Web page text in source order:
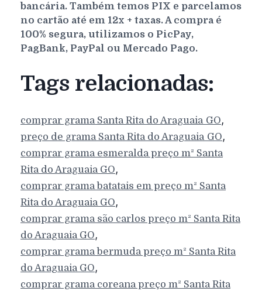
bancária. Também temos PIX e parcelamos
no cartão até em 12x + taxas. A compra é
100% segura, utilizamos o PicPay,
PagBank, PayPal ou Mercado Pago.
Tags relacionadas:
comprar grama Santa Rita do Araguaia GO,
preço de grama Santa Rita do Araguaia GO,
comprar grama esmeralda preço m² Santa
Rita do Araguaia GO,
comprar grama batatais em preço m² Santa
Rita do Araguaia GO,
comprar grama são carlos preço m² Santa Rita
do Araguaia GO,
comprar grama bermuda preço m² Santa Rita
do Araguaia GO,
comprar grama coreana preço m² Santa Rita